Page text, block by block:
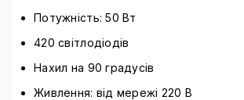
Потужність: 50 Вт
420 світлодіодів
Нахил на 90 градусів
Живлення: від мережі 220 В